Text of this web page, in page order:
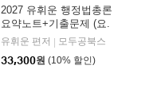
2027 유휘운 행정법총론
요약노트+기출문제 (요.
플.)
유휘운 편저
모두공북스
33,300원 (10% 할인)